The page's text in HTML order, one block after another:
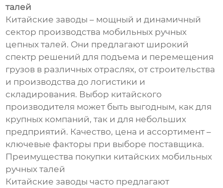
талей
Китайские заводы – мощный и динамичный
сектор производства мобильных ручных
цепных талей. Они предлагают широкий
спектр решений для подъема и перемещения
грузов в различных отраслях, от строительства
и производства до логистики и
складирования. Выбор китайского
производителя может быть выгодным, как для
крупных компаний, так и для небольших
предприятий. Качество, цена и ассортимент –
ключевые факторы при выборе поставщика.
Преимущества покупки китайских мобильных
ручных талей
Китайские заводы часто предлагают